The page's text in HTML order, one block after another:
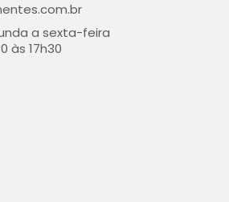
a sexta-feira
às 17h30